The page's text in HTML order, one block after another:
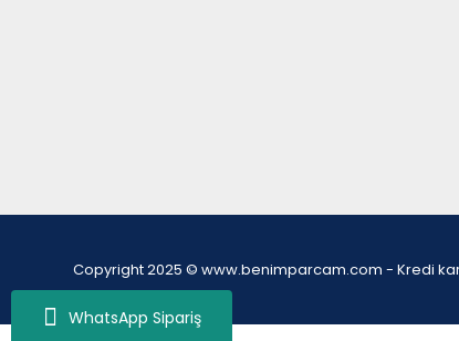
WhatsApp Sipariş
Copyright 2025 © www.benimparcam.com - Kredi